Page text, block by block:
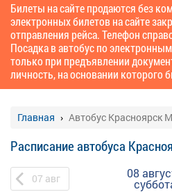
Билеты на сайте продаются без
электронных билетов на сайте
отправления рейса. Телефон
Посадка в автобус по
только при предъявлении
личность, на основании которого
Главная Автобус Красноярск
Расписание автобуса
07 авг 08